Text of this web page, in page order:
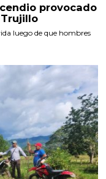
provocado
luego de que hombres